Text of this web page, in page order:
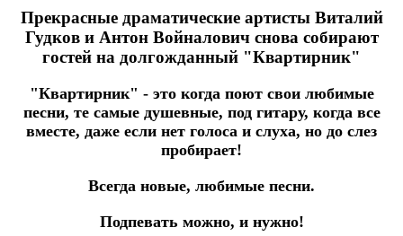
Прекрасные драматические артисты Виталий
Гудков и Антон Войналович снова собирают
гостей на долгожданный "Квартирник"
"Квартирник" - это когда поют свои любимые
песни, те самые душевные, под гитару, когда все
вместе, даже если нет голоса и слуха, но до слез
пробирает!
Всегда новые, любимые песни.
Подпевать можно, и нужно!